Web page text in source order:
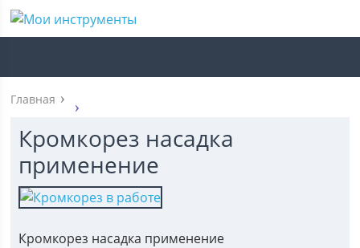
Главная
Кромкорез насадка
применение
Кромкорез насадка применение